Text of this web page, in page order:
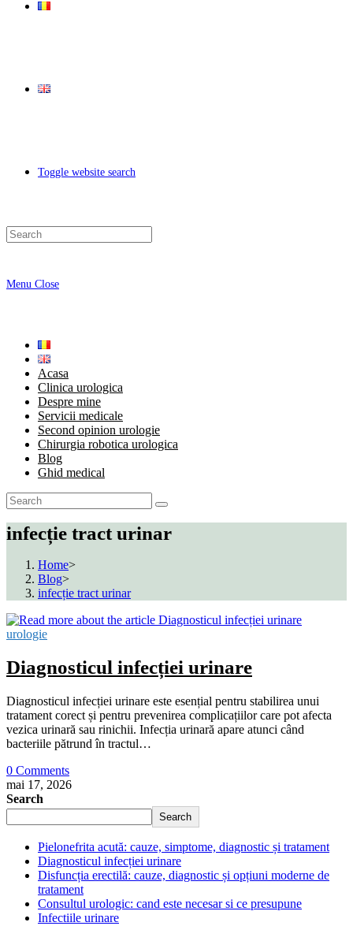
Toggle website search
Menu Close
Acasa
Clinica urologica
Despre mine
Servicii medicale
Second opinion urologie
Chirurgia robotica urologica
Blog
Ghid medical
infecție tract urinar
Home>
Blog>
infecție tract urinar
urologie
Diagnosticul infecției urinare
Diagnosticul infecției urinare este esențial pentru stabilirea unui
tratament corect și pentru prevenirea complicațiilor care pot afecta
vezica urinară sau rinichii. Infecția urinară apare atunci când
bacteriile pătrund în tractul…
0 Comments
mai 17, 2026
Search
Search
Pielonefrita acută: cauze, simptome, diagnostic și tratament
Diagnosticul infecției urinare
Disfuncția erectilă: cauze, diagnostic și opțiuni moderne de
tratament
Consultul urologic: cand este necesar si ce presupune
Infectiile urinare